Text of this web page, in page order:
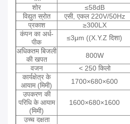
शोर
≤58dB
विद्युत स्रोत
एसी, एकल 220V/50Hz
प्रकाश
≥300LX
कंपन का अर्ध-
पीक
≤3μm ((X.Y.Z दिशा)
अधिकतम बिजली
की खपत
800W
वजन
< 250 किलो
कार्यक्षेत्र के
आयाम (मिमी)
1700×680×600
उपकरण की
परिधि के आयाम
(मिमी)
1600×680×1600
उच्च दक्षता